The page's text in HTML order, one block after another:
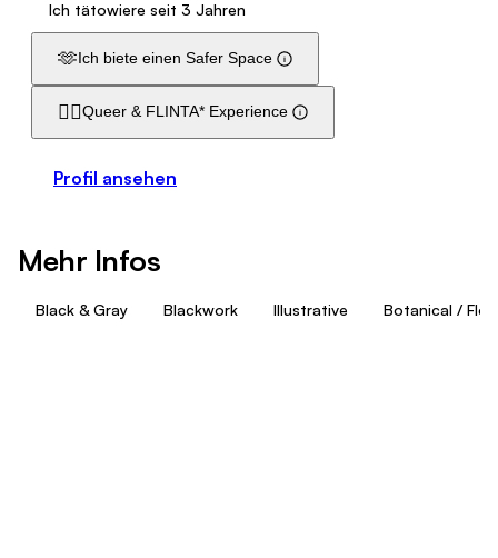
Ich tätowiere seit 3 Jahren
🫶Ich biete einen Safer Space
🏳️‍🌈Queer & FLINTA* Experience
Profil ansehen
Mehr Infos
Black & Gray Blackwork Illustrative Botanical /